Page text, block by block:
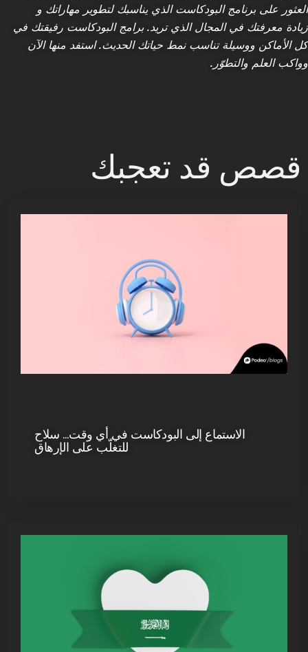
العثور على برنامج البودكاست الذي يناسبك لتطوير مهاراتك و
زيادة معرفتك في المجال الذي تريد. برامج البودكاست رفيقتك في
كل الأماكن ووسيلة تناسب نمط حياتك الحديث. استفد منها الآن
وواكب العلم والتطوّر.
قصص قد تعجبك
الاستماع إلى البودكاست في أي وقت… سلاح
للتغلّب على الإرهاق